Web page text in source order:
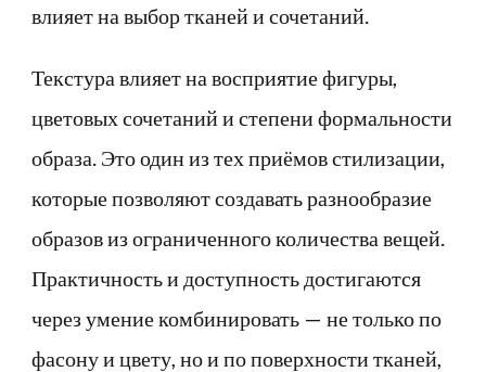
влияет на выбор тканей и сочетаний.
Текстура влияет на восприятие фигуры,
цветовых сочетаний и степени формальности
образа. Это один из тех приёмов стилизации,
которые позволяют создавать разнообразие
образов из ограниченного количества вещей.
Практичность и доступность достигаются
через умение комбинировать — не только по
фасону и цвету, но и по поверхности тканей,